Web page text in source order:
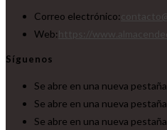
Correo electrónico:
Web:
Síguenos
Se abre en una nueva pestaña
Se abre en una nueva pestaña
Se abre en una nueva pestaña